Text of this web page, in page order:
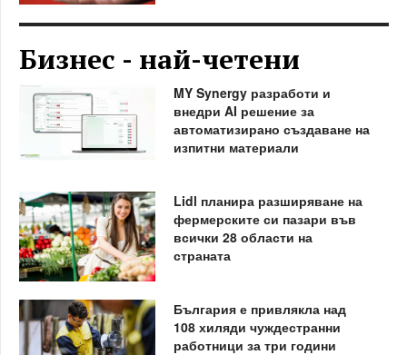
Бизнес - най-четени
MY Synergy разработи и
внедри AI решение за
автоматизирано създаване на
изпитни материали
Lidl планира разширяване на
фермерските си пазари във
всички 28 области на
страната
България е привлякла над
108 хиляди чуждестранни
работници за три години